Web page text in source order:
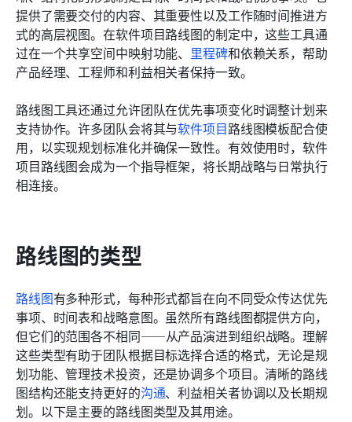
提供了需要交付的内容、其重要性以及工作随时间推进方
式的高层视图。在软件项目路线图的制定中，这些工具通
过在一个共享空间中映射功能、 里程碑和依赖关系，帮助
产品经理、工程师和利益相关者保持一致。
路线图工具还通过允许团队在优先事项变化时调整计划来
支持协作。许多团队会将其与软件项目路线图模板配合使
用，以实现规划标准化并确保一致性。有效使用时，软件
项目路线图会成为一个指导框架，将长期战略与日常执行
相连接。
路线图的类型
路线图有多种形式，每种形式都旨在向不同受众传达优先
事项、时间表和战略意图。虽然所有路线图都提供方向，
但它们的范围各不相同——从产品演进到组织战略。理解
这些类型有助于团队根据目标选择合适的格式，无论是规
划功能、管理技术投资，还是协调多个项目。清晰的路线
图结构还能支持更好的沟通、利益相关者协调以及长期规
划。以下是主要的路线图类型及其用途。